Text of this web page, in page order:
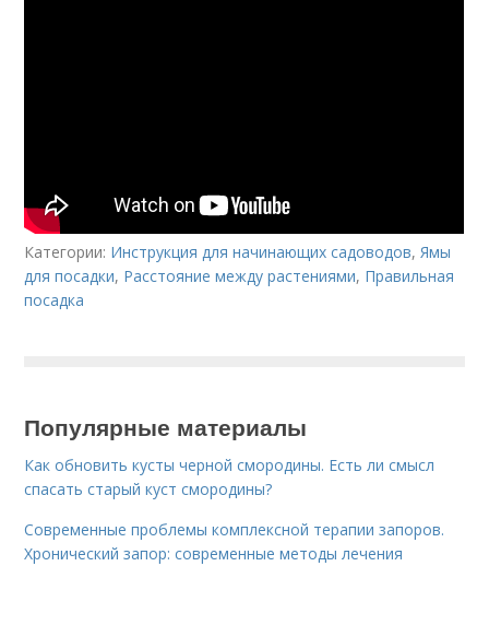
Категории: Инструкция для начинающих садоводов,Ямы
для посадки, Расстояние между растениями, Правильная
посадка
Популярные материалы
Как обновить кусты черной смородины. Есть ли смысл
спасать старый куст смородины?
Современные проблемы комплексной терапии запоров.
Хронический запор: современные методы лечения